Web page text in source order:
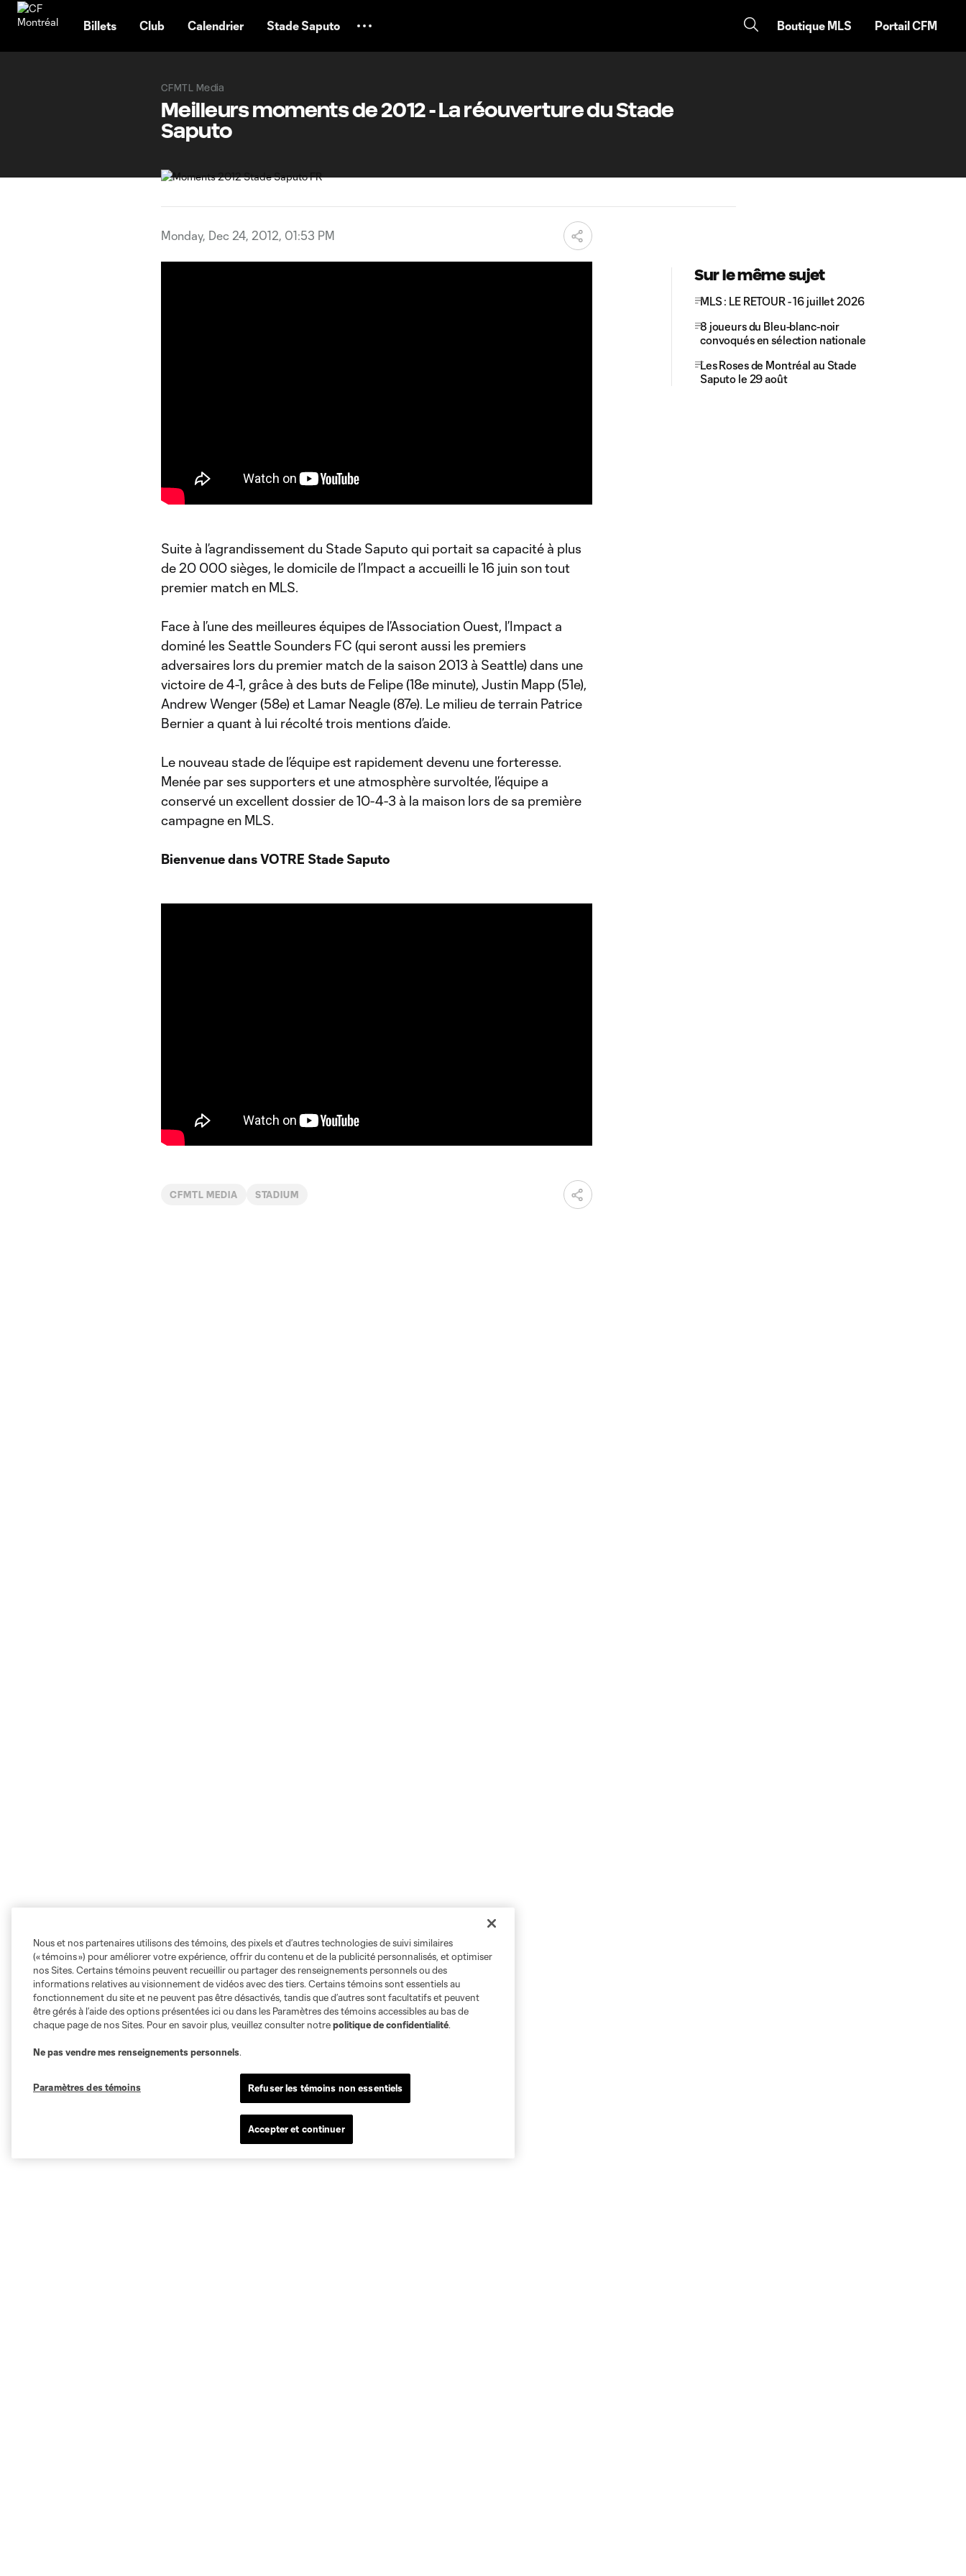
Billets Club Calendrier Stade Saputo Boutique MLS Portail CFM
CFMTL Media
Meilleurs moments de 2012 - La réouverture du Stade
Saputo
Monday, Dec 24, 2012, 01:53 PM
Suite à l’agrandissement du Stade Saputo qui portait sa capacité à plus
de 20 000 sièges, le domicile de l’Impact a accueilli le 16 juin son tout
premier match en MLS.
Face à l’une des meilleures équipes de l’Association Ouest, l’Impact a
dominé les Seattle Sounders FC (qui seront aussi les premiers
adversaires lors du premier match de la saison 2013 à Seattle) dans une
victoire de 4-1, grâce à des buts de Felipe (18e minute), Justin Mapp (51e),
Andrew Wenger (58e) et Lamar Neagle (87e). Le milieu de terrain Patrice
Bernier a quant à lui récolté trois mentions d’aide.
Le nouveau stade de l’équipe est rapidement devenu une forteresse.
Menée par ses supporters et une atmosphère survoltée, l’équipe a
conservé un excellent dossier de 10-4-3 à la maison lors de sa première
campagne en MLS.
Bienvenue dans VOTRE Stade Saputo
CFMTL MEDIA STADIUM
Sur le même sujet
MLS : LE RETOUR - 16 juillet 2026
8 joueurs du Bleu-blanc-noir
convoqués en sélection nationale
Les Roses de Montréal au Stade
Saputo le 29 août
Nous et nos partenaires utilisons des témoins, des pixels et d’autres technologies de suivi similaires
(« témoins ») pour améliorer votre expérience, offrir du contenu et de la publicité personnalisés, et optimiser
nos Sites. Certains témoins peuvent recueillir ou partager des renseignements personnels ou des
informations relatives au visionnement de vidéos avec des tiers. Certains témoins sont essentiels au
fonctionnement du site et ne peuvent pas être désactivés, tandis que d’autres sont facultatifs et peuvent
être gérés à l’aide des options présentées ici ou dans les Paramètres des témoins accessibles au bas de
chaque page de nos Sites. Pour en savoir plus, veuillez consulter notrepolitique de confidentialité.
Ne pas vendre mes renseignements personnels.
Paramètres des témoins Refuser les témoins non essentiels
Accepter et continuer